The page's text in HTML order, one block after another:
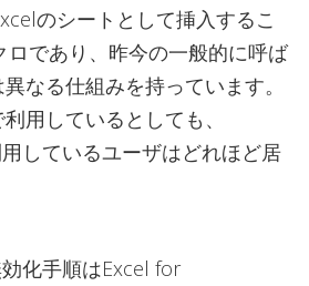
のシートとして挿入するこ
ロであり、昨今の一般的に呼ば
なる仕組みを持っています。
用しているとしても、
しているユーザはどれほど居
化手順はExcel for